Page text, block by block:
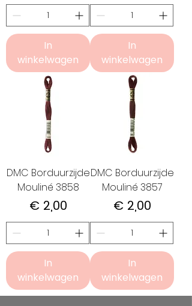
In
winkelwagen
In
winkelwagen
DMC Borduurzijde
Mouliné 3858
Prijs
€ 2,00
In
winkelwagen
DMC Borduurzijde
Mouliné 3857
Prijs
€ 2,00
In
winkelwagen